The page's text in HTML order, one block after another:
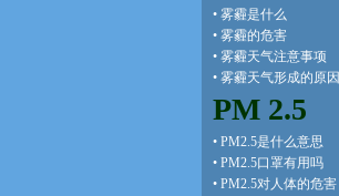
• 雾霾是什么
• 雾霾的危害
• 雾霾天气注意事项
• 雾霾天气形成的原因
PM 2.5
• PM2.5是什么意思
• PM2.5口罩有用吗
• PM2.5对人体的危害